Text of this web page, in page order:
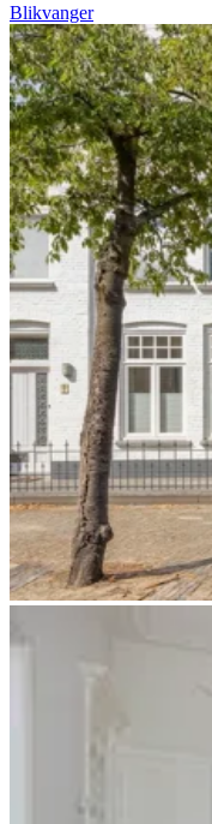
Blikvanger